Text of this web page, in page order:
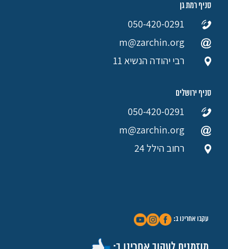
סניף רמת גן
050-420-0291
m@zarchin.org
רבי יהודה הנשיא 11
סניף ירושלים
050-420-0291
m@zarchin.org
רחוב הילל 24
עקבו אחרינו ב: